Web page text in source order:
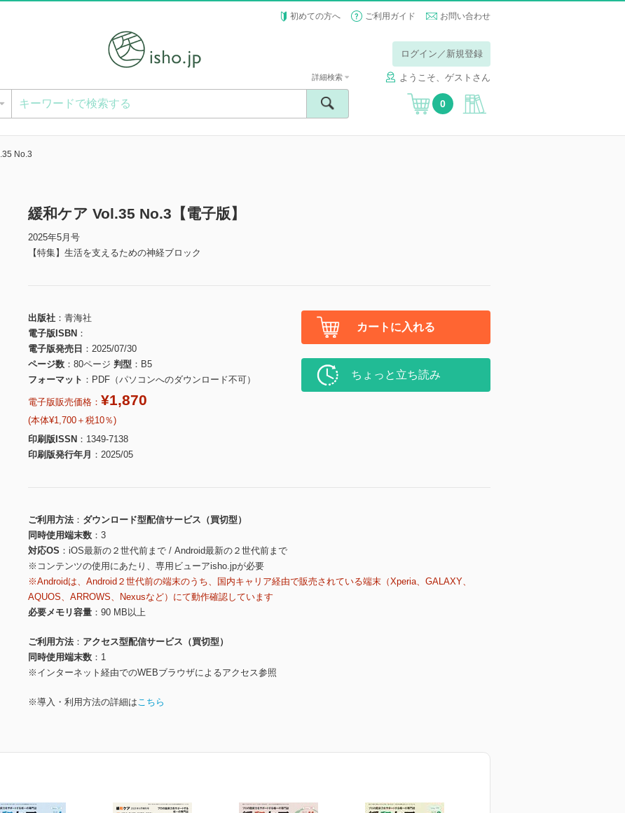
初めての方へ ご利用ガイド お問い合わせ
ログイン／新規登録
ようこそ、ゲストさん
詳細検索
0
No.3
緩和ケア Vol.35 No.3【電子版】
2025年5月号
【特集】生活を支えるための神経ブロック
出版社
青海社
電子版ISBN
電子版発売日
2025/07/30
ページ数
80ページ 判型
B5
フォーマット
PDF（パソコンへのダウンロード不可）
電子版販売価格： ¥1,870
(本体¥1,700＋税10％)
印刷版ISSN
1349-7138
印刷版発行年月
2025/05
カートに入れる
ちょっと立ち読み
ご利用方法
ダウンロード型配信サービス（買切型）
同時使用端末数
3
対応OS
iOS最新の２世代前まで / Android最新の２世代前まで
※コンテンツの使用にあたり、専用ビューアisho.jpが必要
※Androidは、Android２世代前の端末のうち、国内キャリア経由で販売されている端末（Xperia、GALAXY、
AQUOS、ARROWS、Nexusなど）にて動作確認しています
必要メモリ容量
90 MB以上
ご利用方法
アクセス型配信サービス（買切型）
同時使用端末数
1
※インターネット経由でのWEBブラウザによるアクセス参照
※導入・利用方法の詳細はこちら